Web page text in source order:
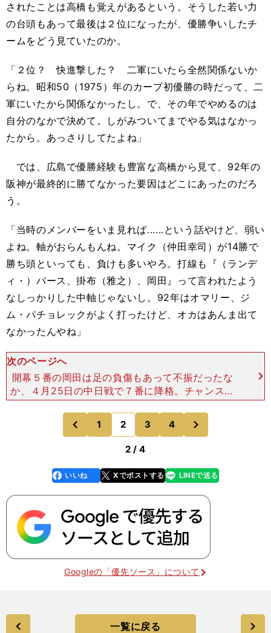
されたことは高橋も覚えがあるという。そうした若い力
の台頭もあって最後は２位になったが、優勝争いしたチ
ームをどう見ていたのか。
「２位？ 快進撃した？ 二軍にいたら全然関係ないか
らね。昭和50（1975）年のカープ初優勝の時だって、二
軍にいたから関係なかったし。で、その年でやめるのは
自分のなかで決めて。しがみついてまでやる気はなかっ
たから。あっさりしてたよね」
では、広島で優勝経験も豊富な高橋から見て、92年の
阪神が最終的に勝てなかった要因はどこにあったのだろ
う。
「当時のメンバーをいま見れば......という話やけど、弱い
よね。軸がおらんもんね。マイク（仲田幸司）が14勝で
勝ち頭といっても、負けも多いやろ。打線も『（ランデ
ィ・）バース、掛布（雅之）、岡田』って言われたよう
なしっかりした中軸じゃないし。92年はオマリー、ジ
ム・パチョレックがよく打ったけど、オカはあんま出て
なかったんやね」
次のページへ
開幕５番の岡田は足の負傷もあって不振だったな
か、４月25日の中日戦で７番に降格。チャンスの
打席で代打に亀山が起用された。岡田本人の証言に
よれば、代打を出す可能性について、中村監督から
の事前説明はなかっ
前
のページへ
1 2 3 4
のページへ
2 / 4
faceboo
k
いいね Xでポストする
line LINEで送る
Googleの「優先ソース」について
一覧に戻る